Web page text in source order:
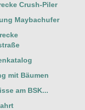
Crush-Piler
Maybachufer
mit Bäumen
am BSK...